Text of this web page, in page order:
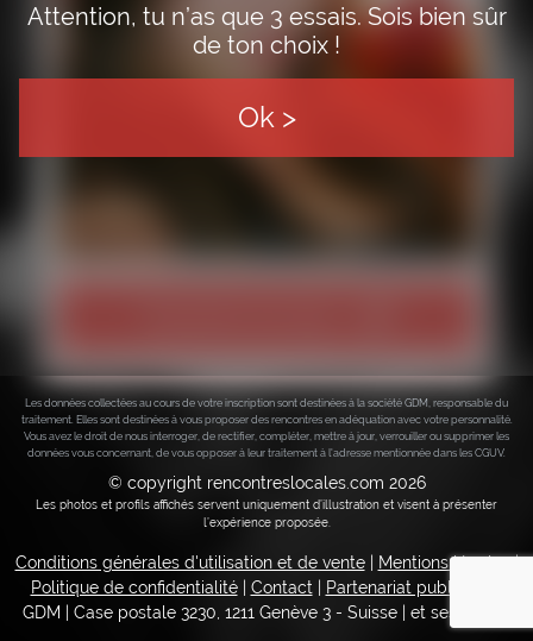
Attention, tu n’as que 3 essais. Sois bien sûr
de ton choix !
Ok >
Les données collectées au cours de votre inscription sont destinées à la société GDM, responsable du
traitement. Elles sont destinées à vous proposer des rencontres en adéquation avec votre personnalité.
Vous avez le droit de nous interroger, de rectifier, compléter, mettre à jour, verrouiller ou supprimer les
données vous concernant, de vous opposer à leur traitement à l'adresse mentionnée dans les CGUV.
© copyright rencontreslocales.com 2026
Les photos et profils affichés servent uniquement d’illustration et visent à présenter
l’expérience proposée.
Conditions générales d'utilisation et de vente| Mentions légales|
Politique de confidentialité
Contact
Partenariat publicitaire
GDM | Case postale 3230, 1211 Genève 3 - Suisse
et ses filiales